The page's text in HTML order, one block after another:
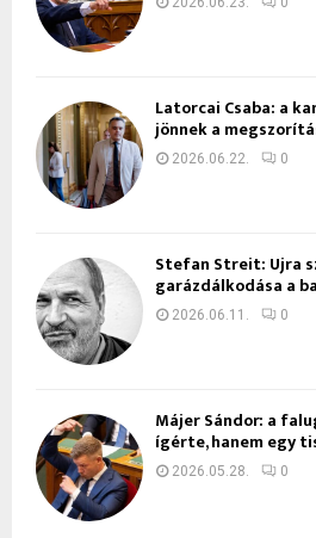
Latorcai Csaba: a
jönnek a
2026.06.22. 0
Stefan Streit: Újra
garázdálkodása a
2026.06.11. 0
Májer Sándor: a
ígérte, hanem egy
2026.05.28. 0